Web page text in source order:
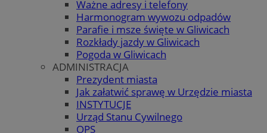
Ważne adresy i telefony
Harmonogram wywozu odpadów
Parafie i msze święte w Gliwicach
Rozkłady jazdy w Gliwicach
Pogoda w Gliwicach
ADMINISTRACJA
Prezydent miasta
Jak załatwić sprawę w Urzędzie miasta
INSTYTUCJE
Urząd Stanu Cywilnego
OPS